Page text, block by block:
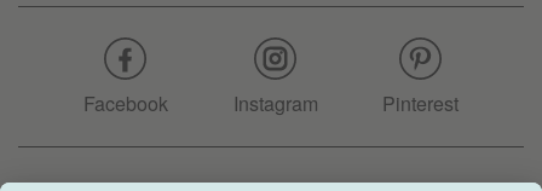
Facebook Instagram Pinterest